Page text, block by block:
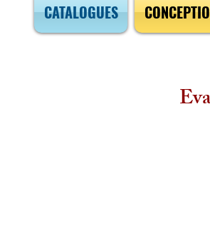
CATALOGUES